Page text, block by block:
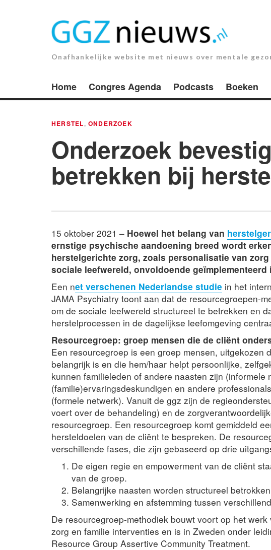
Onafhankelijke website met nieuws over mentale
Home Congres Agenda Podcasts Boeken
HERSTEL, ONDERZOEK
Onderzoek
betrekken bij
15 oktober 2021 – Hoewel het belang van
ernstige psychische aandoening breed wordt
herstelgerichte zorg, zoals personalisatie van
sociale leefwereld, onvoldoende geïmplementeerd
Een net verschenen Nederlandse studie in het
JAMA Psychiatry toont aan dat de resourcegroepen-
om de sociale leefwereld structureel te betrekken en
herstelprocessen in de dagelijkse leefomgeving
Resourcegroep: groep mensen die de cliënt
Een resourcegroep is een groep mensen, uitgekozen
belangrijk is en die hem/haar helpt persoonlijke,
kunnen familieleden of andere naasten zijn (informele
(familie)ervaringsdeskundigen en andere
(formele netwerk). Vanuit de ggz zijn de
voert over de behandeling) en de
resourcegroep. Een resourcegroep komt gemiddeld
hersteldoelen van de cliënt te bespreken. De
verschillende fases, die zijn gebaseerd op drie
De eigen regie en empowerment van de cliënt
van de groep.
Belangrijke naasten worden structureel
Samenwerking en afstemming tussen
De resourcegroep-methodiek bouwt voort op het
zorg en familie interventies en is in Zweden onder
Resource Group Assertive Community Treatment.